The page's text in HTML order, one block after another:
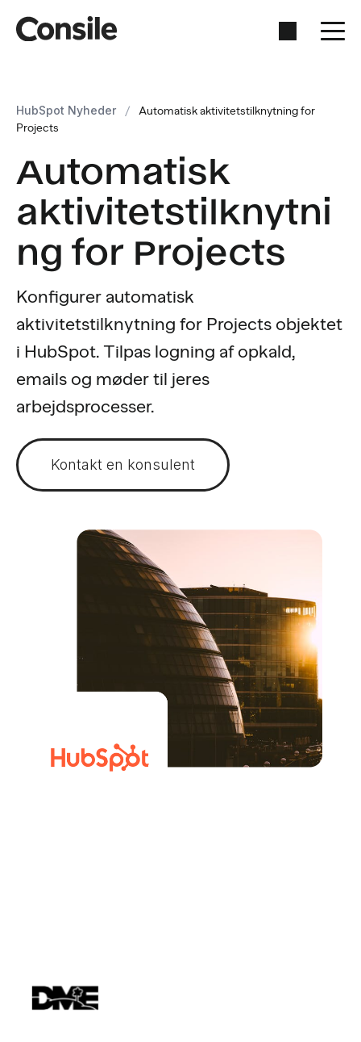
HubSpot Nyheder /
Automatisk aktivitetstilknytning for
Projects
Automatisk
aktivitetstilknytni
ng for Projects
Konfigurer automatisk
aktivitetstilknytning for Projects objektet
i HubSpot. Tilpas logning af opkald,
emails og møder til jeres
arbejdsprocesser.
Kontakt en konsulent